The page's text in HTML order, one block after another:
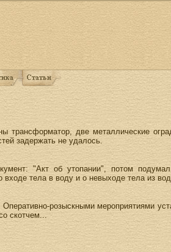
две металлические
задержать не удалось.
"Акт об утопании", потом
тела в воду и о невыходе тела из
розыскными мероприятиями
скотчем...